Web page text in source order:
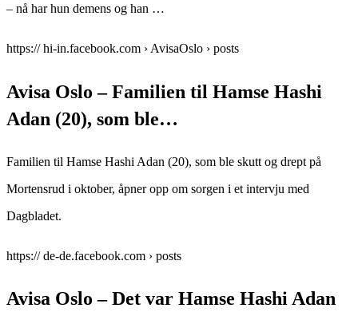
– nå har hun demens og han …
https:// hi-in.facebook.com › AvisaOslo › posts
Avisa Oslo – Familien til Hamse Hashi
Adan (20), som ble…
Familien til Hamse Hashi Adan (20), som ble skutt og drept på
Mortensrud i oktober, åpner opp om sorgen i et intervju med
Dagbladet.
https:// de-de.facebook.com › posts
Avisa Oslo – Det var Hamse Hashi Adan